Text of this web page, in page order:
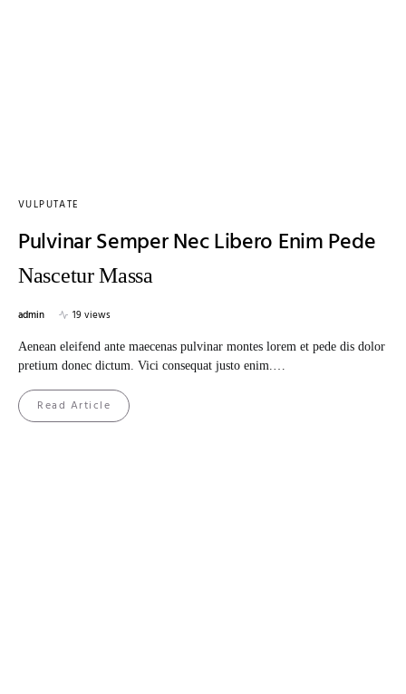
VULPUTATE
Pulvinar Semper Nec Libero Enim Pede
Nascetur Massa
admin 19 views
Aenean eleifend ante maecenas pulvinar montes lorem et pede dis dolor
pretium donec dictum. Vici consequat justo enim.…
Read Article